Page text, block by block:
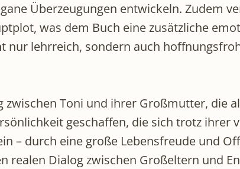
Überzeugungen entwickeln. Zudem
was dem Buch eine zusätzliche
nur lehrreich, sondern auch
zwischen Toni und ihrer Großmutter, die
geschaffen, die sich trotz ihrer
– durch eine große Lebensfreude und
realen Dialog zwischen Großeltern und